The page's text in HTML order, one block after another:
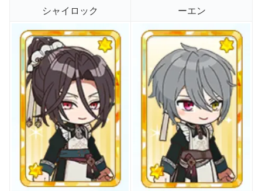
シャイロック
ーエン